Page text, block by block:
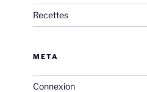
Recettes
META
Connexion